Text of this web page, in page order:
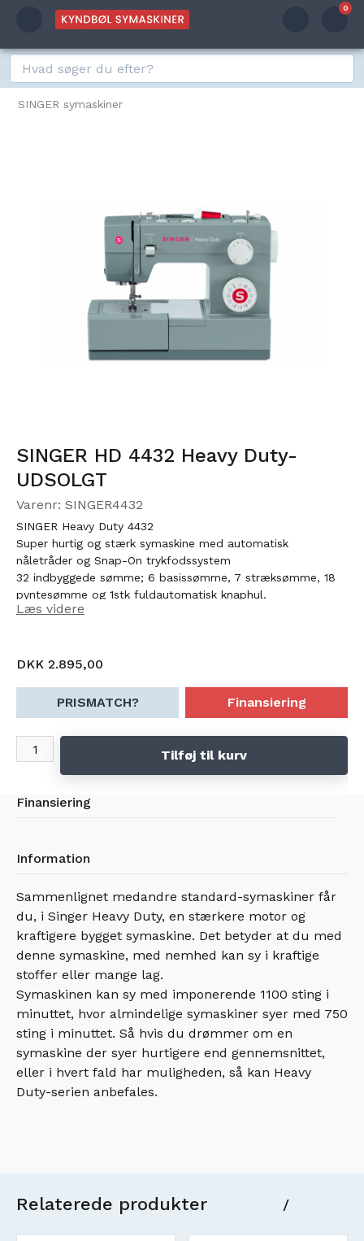
0
SINGER symaskiner
SINGER HD 4432 Heavy Duty-
UDSOLGT
Varenr: SINGER4432
SINGER Heavy Duty 4432
Super hurtig og stærk symaskine med automatisk
nåletråder og Snap-On trykfodssystem
32 indbyggede sømme; 6 basissømme, 7 stræksømme, 18
pyntesømme og 1stk fuldautomatisk knaphul.
Læs videre
DKK 2.895,00
PRISMATCH? Finansiering
Tilføj til kurv
Finansiering
Information
Sammenlignet medandre standard-symaskiner får
du, i Singer Heavy Duty, en stærkere motor og
kraftigere bygget symaskine. Det betyder at du med
denne symaskine, med nemhed kan sy i kraftige
stoffer eller mange lag.
Symaskinen kan sy med imponerende 1100 sting i
minuttet, hvor almindelige symaskiner syer med 750
sting i minuttet. Så hvis du drømmer om en
symaskine der syer hurtigere end gennemsnittet,
eller i hvert fald har muligheden, så kan Heavy
Duty-serien anbefales.
Relaterede produkter /